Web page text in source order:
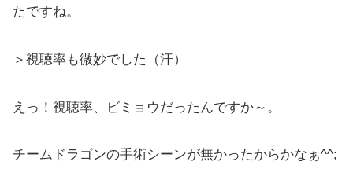
たですね。
＞視聴率も微妙でした（汗）
えっ！視聴率、ビミョウだったんですか～。
チームドラゴンの手術シーンが無かったからかなぁ^^;